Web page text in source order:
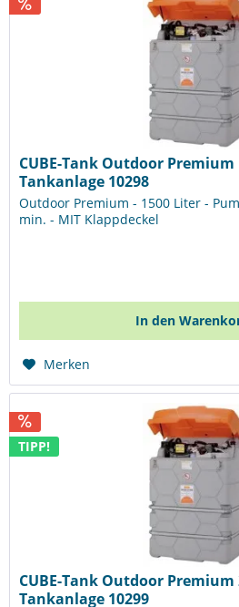
CUBE-Tank Outdoor Premium
Tankanlage 10298
Outdoor Premium - 1500 Liter -
min. - MIT Klappdeckel
In den
Merken
TIPP!
CUBE-Tank Outdoor Premium
Tankanlage 10299